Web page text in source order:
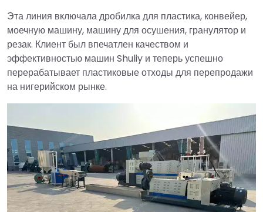
Эта линия включала дробилка для пластика, конвейер,
моечную машину, машину для осушения, гранулятор и
резак. Клиент был впечатлен качеством и
эффективностью машин Shuliy и теперь успешно
перерабатывает пластиковые отходы для перепродажи
на нигерийском рынке.